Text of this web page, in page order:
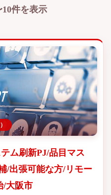
10件を表示
ム刷新PJ/品目マス
/出張可能な方/リモー
/大阪市